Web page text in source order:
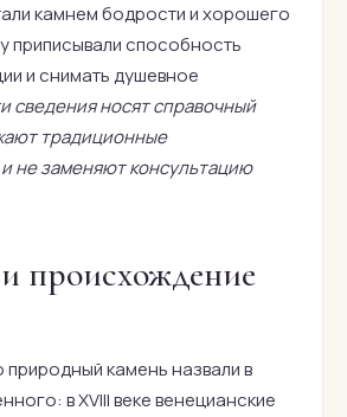
камнем бодрости и хорошего
приписывали способность
и снимать душевное
сведения носят справочный
традиционные
не заменяют консультацию
происхождение
камень назвали в
в XVIII веке венецианские